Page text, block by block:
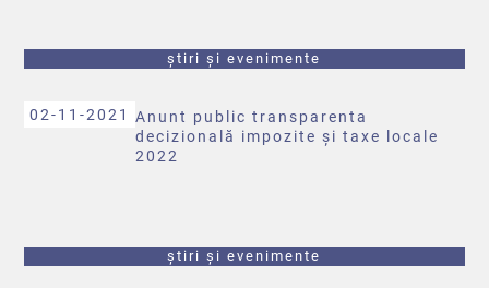
știri și evenimente
02-11-2021
Anunt public transparenta
decizională impozite și taxe locale
2022
știri și evenimente